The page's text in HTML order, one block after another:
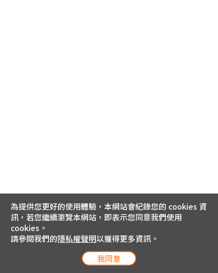
為提供您更好的使用體驗，本網站會紀錄您的 cookies 資
訊，若您繼續瀏覽本網站，即表示您同意我們使用
cookies。
請參閱我們的隱私權聲明以獲得更多資訊。
我同意